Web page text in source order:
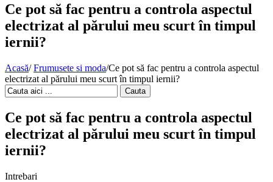
Ce pot să fac pentru a controla aspectul
electrizat al părului meu scurt în timpul
iernii?
Acasă/ Frumusete si moda/Ce pot să fac pentru a controla aspectul
electrizat al părului meu scurt în timpul iernii?
Cauta
Ce pot să fac pentru a controla aspectul
electrizat al părului meu scurt în timpul
iernii?
Intrebari